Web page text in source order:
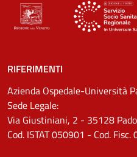
RIFERIMENTI
Azienda Ospedale-Università
Sede Legale:
Via Giustiniani, 2 - 35128
Cod. ISTAT 050901 - Cod.